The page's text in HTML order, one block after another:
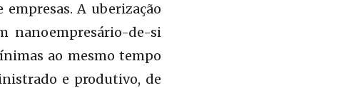
A uberização
nanoempresário-de-si
ao mesmo tempo
e produtivo, de